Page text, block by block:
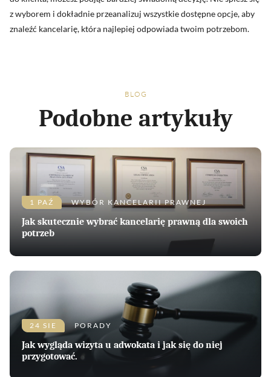
z wyborem i dokładnie przeanalizuj wszystkie dostępne opcje, aby
znaleźć kancelarię, która najlepiej odpowiada twoim potrzebom.
BLOG
Podobne artykuły
1 PAŹ WYBÓR KANCELARII PRAWNEJ
Jak skutecznie wybrać kancelarię prawną dla swoich
potrzeb
24 SIE PORADY
Jak wygląda wizyta u adwokata i jak się do niej
przygotować.